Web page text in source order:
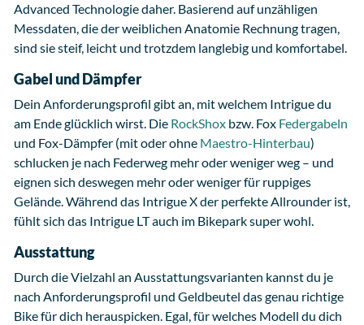
Advanced Technologie daher. Basierend auf unzähligen
Messdaten, die der weiblichen Anatomie Rechnung tragen,
sind sie steif, leicht und trotzdem langlebig und komfortabel.
Gabel und Dämpfer
Dein Anforderungsprofil gibt an, mit welchem Intrigue du
am Ende glücklich wirst. Die RockShox bzw. Fox Federgabeln
und Fox-Dämpfer (mit oder ohne Maestro-Hinterbau)
schlucken je nach Federweg mehr oder weniger weg – und
eignen sich deswegen mehr oder weniger für ruppiges
Gelände. Während das Intrigue X der perfekte Allrounder ist,
fühlt sich das Intrigue LT auch im Bikepark super wohl.
Ausstattung
Durch die Vielzahl an Ausstattungsvarianten kannst du je
nach Anforderungsprofil und Geldbeutel das genau richtige
Bike für dich herauspicken. Egal, für welches Modell du dich